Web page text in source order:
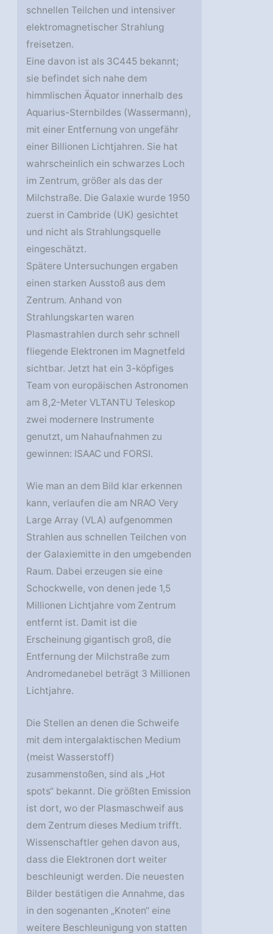
schnellen Teilchen und intensiver
elektromagnetischer Strahlung
freisetzen.
Eine davon ist als 3C445 bekannt;
sie befindet sich nahe dem
himmlischen Äquator innerhalb des
Aquarius-Sternbildes (Wassermann),
mit einer Entfernung von ungefähr
einer Billionen Lichtjahren. Sie hat
wahrscheinlich ein schwarzes Loch
im Zentrum, größer als das der
Milchstraße. Die Galaxie wurde 1950
zuerst in Cambride (UK) gesichtet
und nicht als Strahlungsquelle
eingeschätzt.
Spätere Untersuchungen ergaben
einen starken Ausstoß aus dem
Zentrum. Anhand von
Strahlungskarten waren
Plasmastrahlen durch sehr schnell
fliegende Elektronen im Magnetfeld
sichtbar. Jetzt hat ein 3-köpfiges
Team von europäischen Astronomen
am 8,2-Meter VLTANTU Teleskop
zwei modernere Instrumente
genutzt, um Nahaufnahmen zu
gewinnen: ISAAC und FORSI.
Wie man an dem Bild klar erkennen
kann, verlaufen die am NRAO Very
Large Array (VLA) aufgenommen
Strahlen aus schnellen Teilchen von
der Galaxiemitte in den umgebenden
Raum. Dabei erzeugen sie eine
Schockwelle, von denen jede 1,5
Millionen Lichtjahre vom Zentrum
entfernt ist. Damit ist die
Erscheinung gigantisch groß, die
Entfernung der Milchstraße zum
Andromedanebel beträgt 3 Millionen
Lichtjahre.
Die Stellen an denen die Schweife
mit dem intergalaktischen Medium
(meist Wasserstoff)
zusammenstoßen, sind als „Hot
spots“ bekannt. Die größten Emission
ist dort, wo der Plasmaschweif aus
dem Zentrum dieses Medium trifft.
Wissenschaftler gehen davon aus,
dass die Elektronen dort weiter
beschleunigt werden. Die neuesten
Bilder bestätigen die Annahme, das
in den sogenanten „Knoten“ eine
weitere Beschleunigung von statten